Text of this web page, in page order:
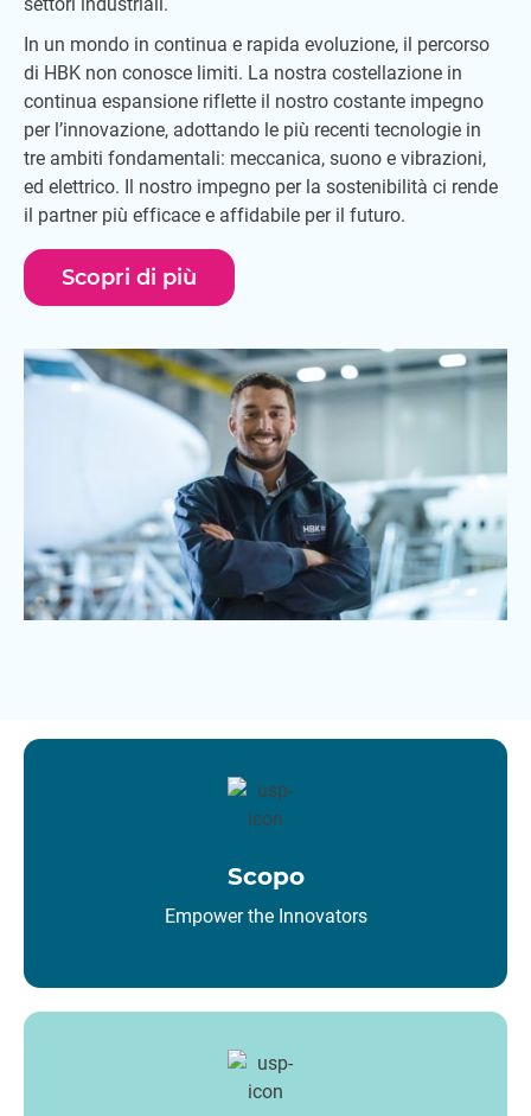
In un mondo in continua e rapida evoluzione, il percorso
di HBK non conosce limiti. La nostra costellazione in
continua espansione riflette il nostro costante impegno
per l’innovazione, adottando le più recenti tecnologie in
tre ambiti fondamentali: meccanica, suono e vibrazioni,
ed elettrico. Il nostro impegno per la sostenibilità ci rende
il partner più efficace e affidabile per il futuro.
Scopri di più
Scopo
Empower the Innovators